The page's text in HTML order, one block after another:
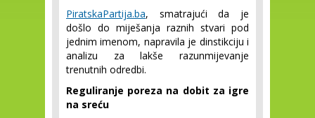
PiratskaPartija.ba, smatrajući da je
došlo do miješanja raznih stvari pod
jednim imenom, napravila je dinstikciju i
analizu za lakše razunmijevanje
trenutnih odredbi.
Reguliranje poreza na dobit za igre
na sreću